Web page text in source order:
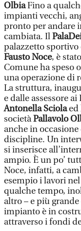
OlbiaFino a
impianti vecchi,
pronto per andare
cambiata. Il
palazzetto
Fausto Noce, è
Comune ha speso
una operazione di
La struttura,
e dalle assessore
Antonella Sciolaed
societàPallavolo
anche in
discipline. Un
si inserisce
ampio. È un po’
Noce, infatti, a
esempio i lavori
qualche tempo,
altro – e più
impianto è in
attraverso i fondi